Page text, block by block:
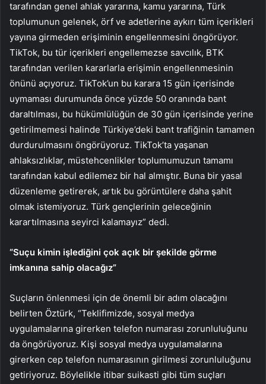
tarafından genel ahlak yararına, kamu yararına, Türk
toplumunun gelenek, örf ve adetlerine aykırı tüm içerikleri
yayına girmeden erişiminin engellenmesini öngörüyor.
TikTok, bu tür içerikleri engellemezse savcılık, BTK
tarafından verilen kararlarla erişimin engellenmesinin
önünü açıyoruz. TikTok’un bu karara 15 gün içerisinde
uymaması durumunda önce yüzde 50 oranında bant
daraltılması, bu hükümlülüğün de 30 gün içerisinde yerine
getirilmemesi halinde Türkiye’deki bant trafiğinin tamamen
durdurulmasını öngörüyoruz. TikTok’ta yaşanan
ahlaksızlıklar, müstehcenlikler toplumumuzun tamamı
tarafından kabul edilemez bir hal almıştır. Buna bir yasal
düzenleme getirerek, artık bu görüntülere daha şahit
olmak istemiyoruz. Türk gençlerinin geleceğinin
karartılmasına seyirci kalamayız” dedi.
“Suçu kimin işlediğini çok açık bir şekilde görme
imkanına sahip olacağız”
Suçların önlenmesi için de önemli bir adım olacağını
belirten Öztürk, “Teklifimizde, sosyal medya
uygulamalarına girerken telefon numarası zorunluluğunu
da öngörüyoruz. Kişi sosyal medya uygulamalarına
girerken cep telefon numarasının girilmesi zorunluluğunu
getiriyoruz. Böylelikle itibar suikasti gibi tüm suçları